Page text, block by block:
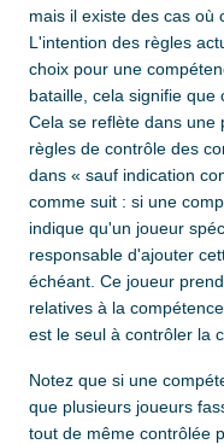
mais il existe des cas où
L'intention des règles
choix pour une
bataille, cela signifie que
Cela se reflète dans une
règles de contrôle des
dans « sauf indication
comme suit : si une
indique qu'un joueur
responsable d'ajouter
échéant. Ce joueur
relatives à la
est le seul à contrôler la
Notez que si une
que plusieurs joueurs
tout de même contrôlée